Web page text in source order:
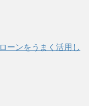
ーンをうまく活用し